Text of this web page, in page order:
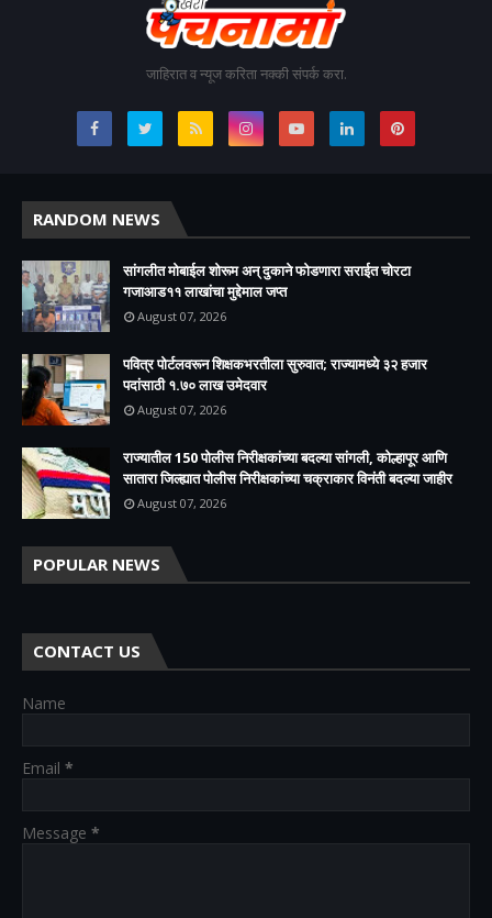
जाहिरात व न्यूज करिता नक्की संपर्क करा.
RANDOM NEWS
सांगलीत मोबाईल शोरूम अन् दुकाने फोडणारा सराईत चोरटा
गजाआड११ लाखांचा मुद्देमाल जप्त
August 07, 2026
पवित्र पोर्टलवरून शिक्षकभरतीला सुरुवात; राज्यामध्ये ३२ हजार
पदांसाठी १.७० लाख उमेदवार
August 07, 2026
राज्यातील 150 पोलीस निरीक्षकांच्या बदल्या सांगली, कोल्हापूर आणि
सातारा जिल्ह्यात पोलीस निरीक्षकांच्या चक्राकार विनंती बदल्या जाहीर
August 07, 2026
POPULAR NEWS
CONTACT US
Name
Email *
Message *